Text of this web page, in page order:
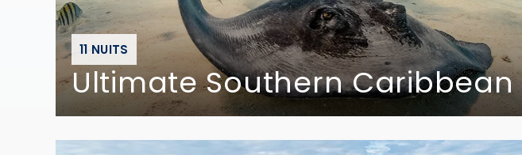
11 NUITS
Ultimate Southern Caribbean